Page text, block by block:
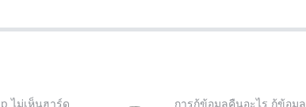
ไม่เห็นฮาร์ด การกู้ข้อมูลคืนอะไร กู้ข้อมูล